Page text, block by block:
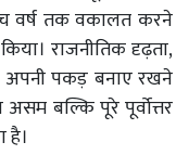
वर्ष तक वकालत करने
राजनीतिक दृढ़ता,
पकड़ बनाए रखने
बल्कि पूरे पूर्वोत्तर
है।